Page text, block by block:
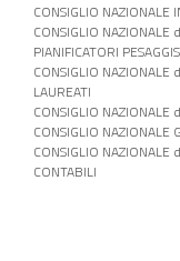
CONSIGLIO NAZIONALE
CONSIGLIO NAZIONALE
PIANIFICATORI
CONSIGLIO NAZIONALE
LAUREATI
CONSIGLIO NAZIONALE
CONSIGLIO NAZIONALE
CONSIGLIO NAZIONALE
CONTABILI